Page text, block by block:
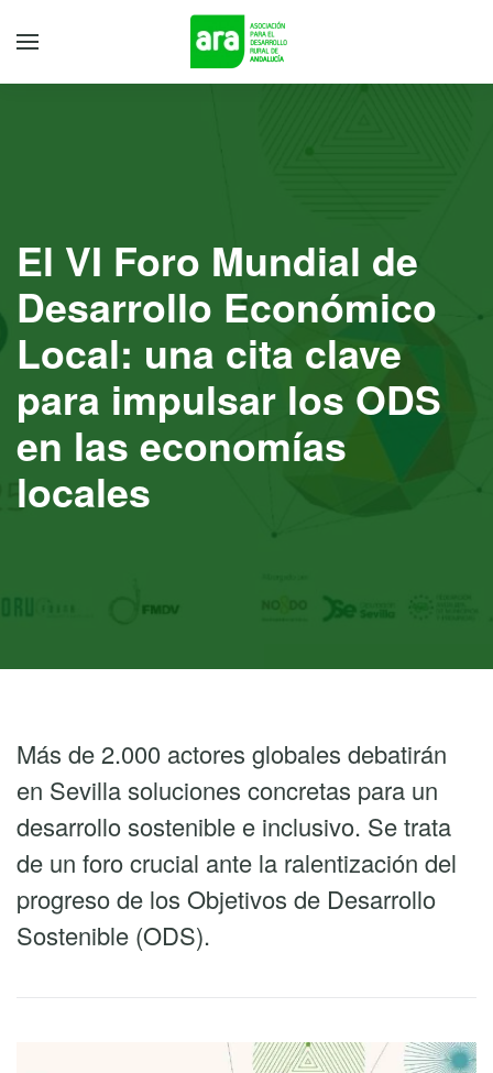
El VI Foro Mundial de
Desarrollo Económico
Local: una cita clave
para impulsar los ODS
en las economías
locales
Más de 2.000 actores globales debatirán
en Sevilla soluciones concretas para un
desarrollo sostenible e inclusivo. Se trata
de un foro crucial ante la ralentización del
progreso de los Objetivos de Desarrollo
Sostenible (ODS).